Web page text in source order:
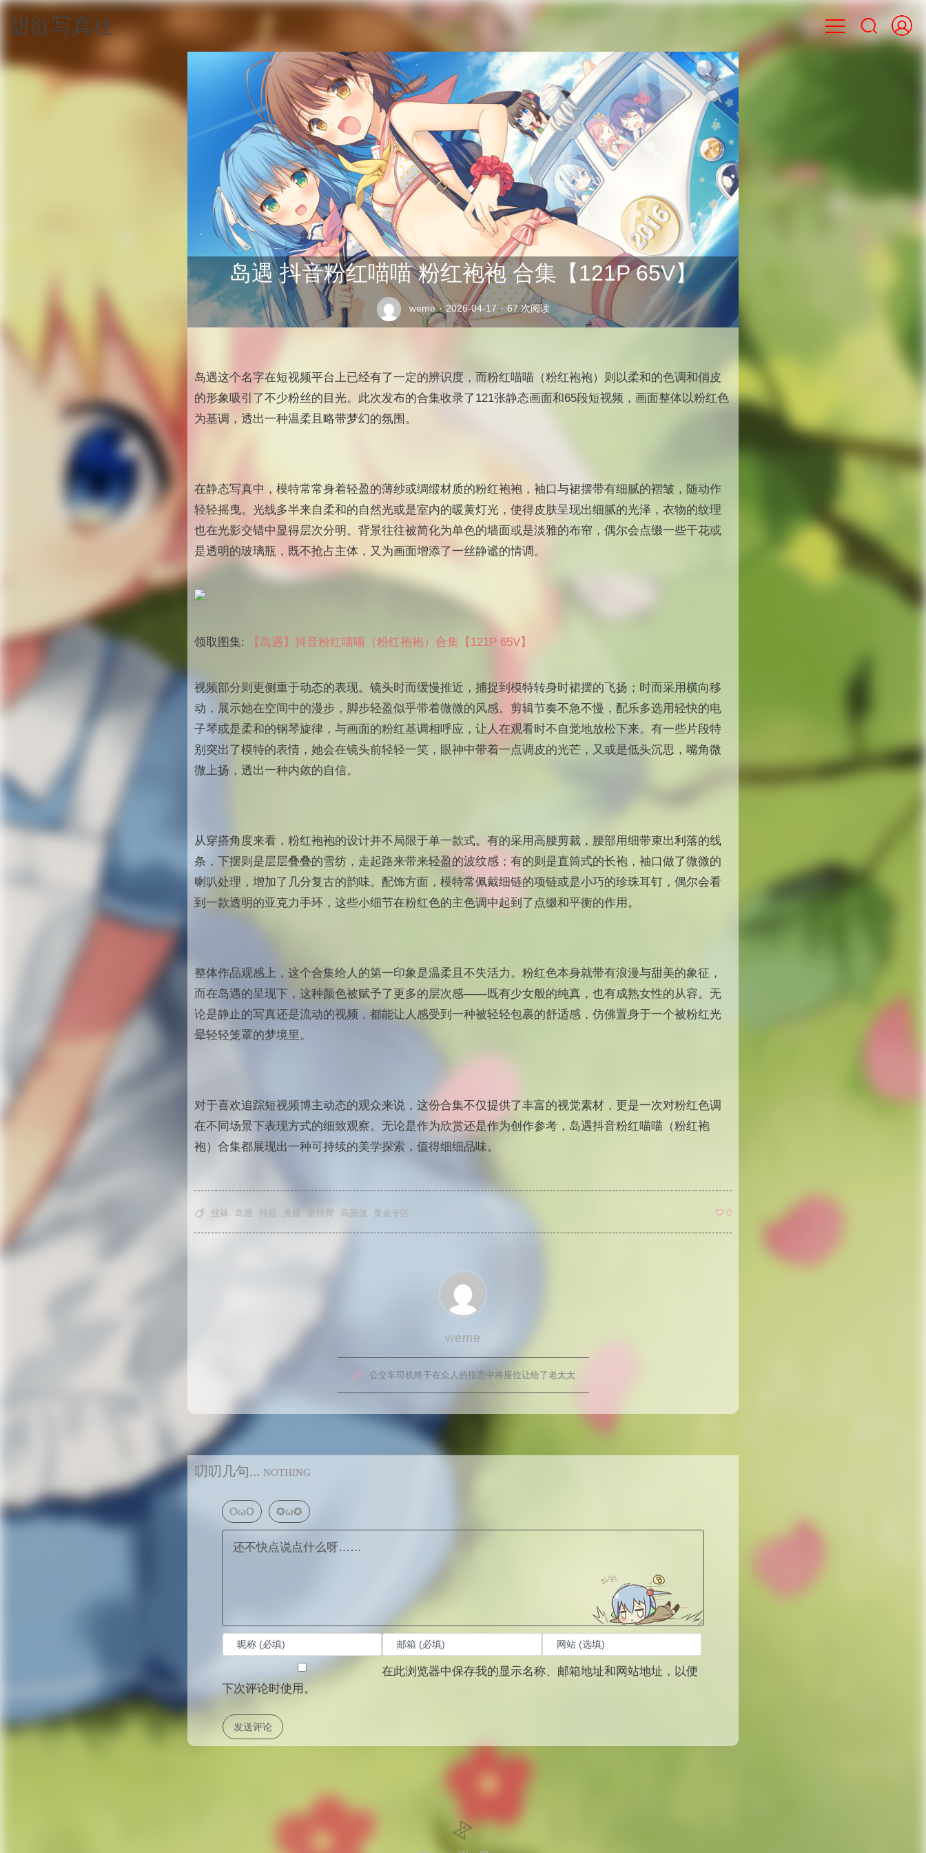
公交车司机终于在众人的指责中将座位让给了老太太
甜欲写真社 
岛遇 抖音粉红喵喵 粉红袍袍 合集【121P 65V】
weme · 2026-04-17 · 67 次阅读
岛遇这个名字在短视频平台上已经有了一定的辨识度，而粉红喵喵（粉红袍袍）则以柔和的色调和俏皮
的形象吸引了不少粉丝的目光。此次发布的合集收录了121张静态画面和65段短视频，画面整体以粉红色
为基调，透出一种温柔且略带梦幻的氛围。
在静态写真中，模特常常身着轻盈的薄纱或绸缎材质的粉红袍袍，袖口与裙摆带有细腻的褶皱，随动作
轻轻摇曳。光线多半来自柔和的自然光或是室内的暖黄灯光，使得皮肤呈现出细腻的光泽，衣物的纹理
也在光影交错中显得层次分明。背景往往被简化为单色的墙面或是淡雅的布帘，偶尔会点缀一些干花或
是透明的玻璃瓶，既不抢占主体，又为画面增添了一丝静谧的情调。
领取图集: 【岛遇】抖音粉红喵喵（粉红袍袍）合集【121P 65V】
视频部分则更侧重于动态的表现。镜头时而缓慢推近，捕捉到模特转身时裙摆的飞扬；时而采用横向移
动，展示她在空间中的漫步，脚步轻盈似乎带着微微的风感。剪辑节奏不急不慢，配乐多选用轻快的电
子琴或是柔和的钢琴旋律，与画面的粉红基调相呼应，让人在观看时不自觉地放松下来。有一些片段特
别突出了模特的表情，她会在镜头前轻轻一笑，眼神中带着一点调皮的光芒，又或是低头沉思，嘴角微
微上扬，透出一种内敛的自信。
从穿搭角度来看，粉红袍袍的设计并不局限于单一款式。有的采用高腰剪裁，腰部用细带束出利落的线
条，下摆则是层层叠叠的雪纺，走起路来带来轻盈的波纹感；有的则是直筒式的长袍，袖口做了微微的
喇叭处理，增加了几分复古的韵味。配饰方面，模特常佩戴细链的项链或是小巧的珍珠耳钉，偶尔会看
到一款透明的亚克力手环，这些小细节在粉红色的主色调中起到了点缀和平衡的作用。
整体作品观感上，这个合集给人的第一印象是温柔且不失活力。粉红色本身就带有浪漫与甜美的象征，
而在岛遇的呈现下，这种颜色被赋予了更多的层次感——既有少女般的纯真，也有成熟女性的从容。无
论是静止的写真还是流动的视频，都能让人感受到一种被轻轻包裹的舒适感，仿佛置身于一个被粉红光
晕轻轻笼罩的梦境里。
对于喜欢追踪短视频博主动态的观众来说，这份合集不仅提供了丰富的视觉素材，更是一次对粉红色调
在不同场景下表现方式的细致观察。无论是作为欣赏还是作为创作参考，岛遇抖音粉红喵喵（粉红袍
袍）合集都展现出一种可持续的美学探索，值得细细品味。
 丝袜 岛遇 抖音 美腿 蜜桃臀 高颜值 黄金专区  0
weme
 公交车司机终于在众人的指责中将座位让给了老太太
叨叨几句... NOTHING
OωO ✪ω✪
在此浏览器中保存我的显示名称、邮箱地址和网站地址，以便
下次评论时使用。